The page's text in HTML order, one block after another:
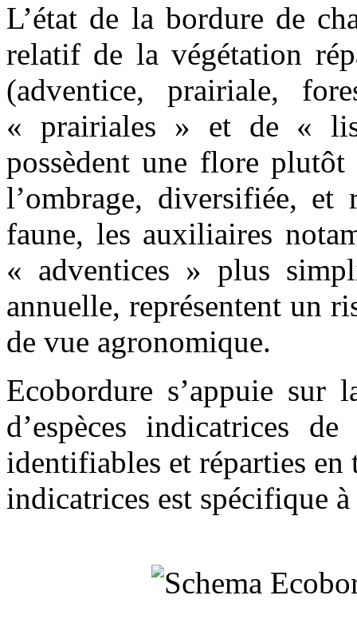
L’état de la bordure de
relatif de la végétation
(adventice, prairiale,
« prairiales » et de «
possèdent une flore
l’ombrage, diversifiée, et
faune, les auxiliaires
« adventices » plus
annuelle, représentent un
de vue agronomique.
Ecobordure s’appuie sur
d’espèces indicatrices
identifiables et réparties en
indicatrices est spécifique